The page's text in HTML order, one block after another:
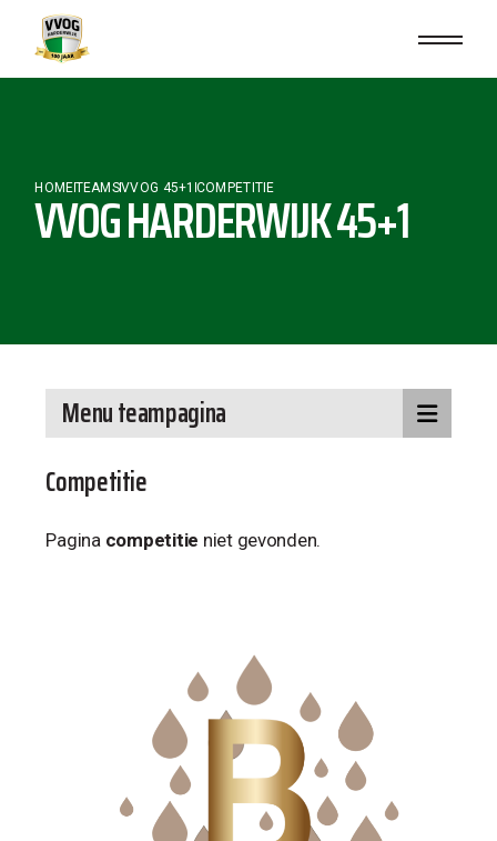
HOMETEAMSVVOG 45+1 COMPETITIE
VVOG HARDERWIJK 45+1
Competitie
Pagina competitie niet gevonden.
Menu teampagina